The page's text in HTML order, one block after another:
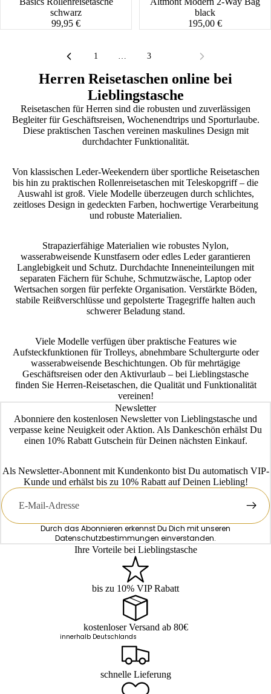
schwarz
99,95 €
black
195,00 €
1 … 3
Herren Reisetaschen online bei
Lieblingstasche
Reisetaschen für Herren sind die robusten und zuverlässigen
Begleiter für Geschäftsreisen, Wochenendtrips und Sporturlaube.
Diese praktischen Taschen vereinen maskulines Design mit
durchdachter Funktionalität.
Von klassischen Leder-Weekendern über sportliche Reisetaschen
bis hin zu praktischen Rollenreisetaschen mit Teleskopgriff – die
Auswahl ist groß. Viele Modelle überzeugen durch schlichtes,
zeitloses Design in gedeckten Farben, hochwertige Verarbeitung
und robuste Materialien.
Strapazierfähige Materialien wie robustes Nylon,
wasserabweisende Kunstfasern oder edles Leder garantieren
Langlebigkeit und Schutz. Durchdachte Inneneinteilungen mit
separaten Fächern für Schuhe, Schmutzwäsche, Laptop oder
Wertsachen sorgen für perfekte Organisation. Verstärkte Böden,
stabile Reißverschlüsse und gepolsterte Tragegriffe halten auch
schwerer Beladung stand.
Viele Modelle verfügen über praktische Features wie
Aufsteckfunktionen für Trolleys, abnehmbare Schultergurte oder
wasserabweisende Beschichtungen. Ob für mehrtägige
Geschäftsreisen oder den Aktivurlaub – bei Lieblingstasche
finden Sie Herren-Reisetaschen, die Qualität und Funktionalität
vereinen!
Newsletter
Abonniere den kostenlosen Newsletter von Lieblingstasche und
verpasse keine Neuigkeit oder Aktion. Als Dankeschön erhälst Du
einen 10% Rabatt Gutschein für Deinen nächsten Einkauf.
Als Newsletter-Abonnent mit Kundenkonto bist Du automatisch VIP-
Kunde und erhälst bis zu 10% Rabatt auf Deinen Liebling!
E-
Mail
Durch das Abonnieren erkennst Du Dich mit unseren
Datenschutzbestimmungen einverstanden.
Ihre Vorteile bei Lieblingstasche
bis zu 10% VIP Rabatt
kostenloser Versand ab 80€
innerhalb Deutschlands
schnelle Lieferung